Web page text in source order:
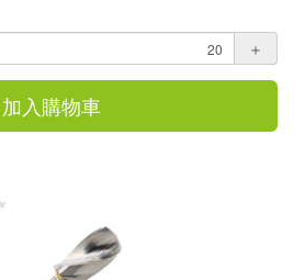
＋
加入購物車